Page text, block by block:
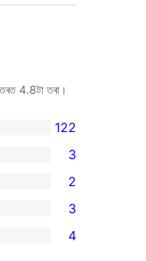
4.8টা তৰা।
122
3
2
3
4